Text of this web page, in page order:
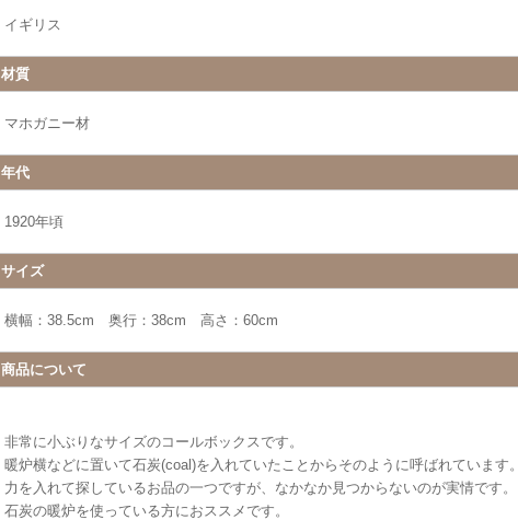
イギリス
材質
マホガニー材
年代
1920年頃
サイズ
横幅：38.5cm 奥行：38cm 高さ：60cm
商品について
非常に小ぶりなサイズのコールボックスです。
暖炉横などに置いて石炭(coal)を入れていたことからそのように呼ばれています
力を入れて探しているお品の一つですが、なかなか見つからないのが実情です。
石炭の暖炉を使っている方におススメです。